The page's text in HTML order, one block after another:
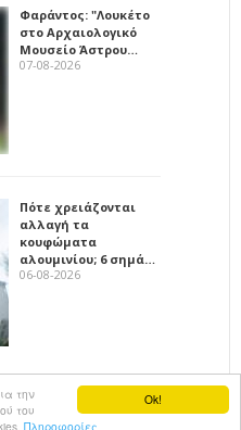
Ok!
την
του
Πληροφορίες
Φαράντος: "Λουκέτο
στο Αρχαιολογικό
Μουσείο Άστρου…
07-08-2026
Πότε χρειάζονται
αλλαγή τα
κουφώματα
αλουμινίου; 6 σημά…
06-08-2026
KalimeraArkadia